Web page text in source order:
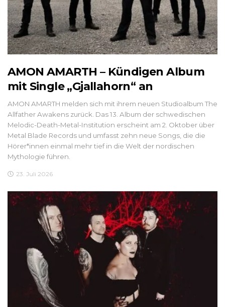
AMON AMARTH – Kündigen Album
mit Single „Gjallahorn“ an
AMON AMARTH melden sich mit ihrem neuen Studioalbum The
Allfather Awakens zurück. Das 13. Album der schwedischen
Melodic-Death-Metal-Institution erscheint am 2. Oktober über
Metal Blade Records und umfasst zehn neue Songs, die die
Hörer*innen einmal mehr tief in die Welt der nordischen
Mythologie führen.
23. Juli 2026